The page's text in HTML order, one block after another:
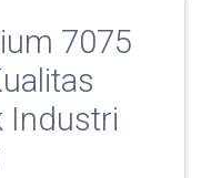
7075
Industri